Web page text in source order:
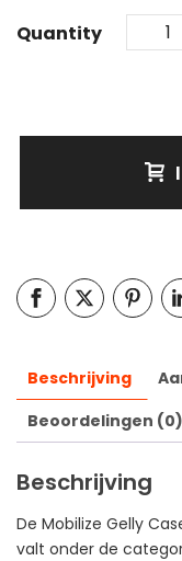
Quantity
Beschrijving
Beoordelingen (0)
Beschrijving
De Mobilize Gelly
valt onder de